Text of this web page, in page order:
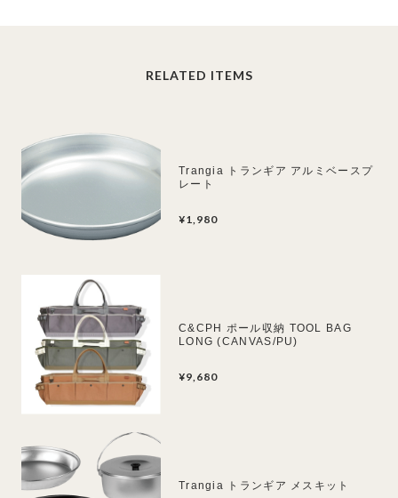
RELATED ITEMS
Trangia トランギア アルミベースプ
レート
¥1,980
C&CPH ポール収納 TOOL BAG
LONG (CANVAS/PU)
¥9,680
Trangia トランギア メスキット